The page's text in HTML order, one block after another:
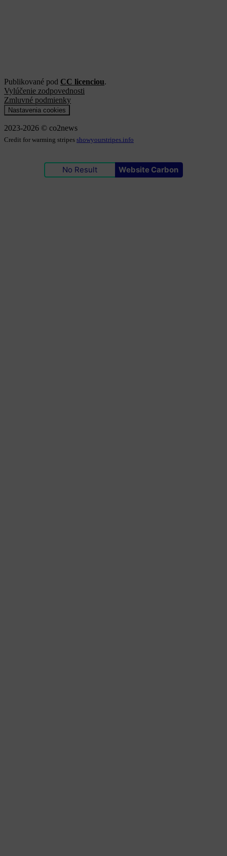
Publikované pod CC licenciou.
Vylúčenie zodpovednosti
Zmluvné podmienky
Nastavenia cookies
2023-2026 © co2news
Credit for warming stripes showyourstripes.info
No Result Website Carbon